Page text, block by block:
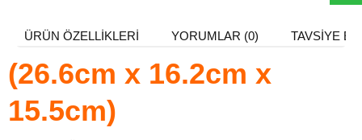
ÜRÜN ÖZELLIKLERI YORUMLAR (0) TAVSIYE ET
(26.6cm x 16.2cm x
15.5cm)